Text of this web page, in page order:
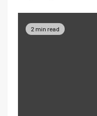
2 min read